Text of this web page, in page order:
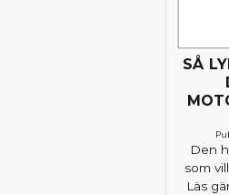
SÅ
Den
som
Läs